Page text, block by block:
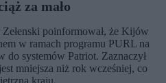
za mało
poinformował, że Kijów
w ramach programu PURL na
do systemów Patriot. Zaznaczył
mniejsza niż rok wcześniej, co
kraju.